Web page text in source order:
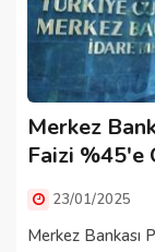
Merkez
Faizi %45'e
23/01/2025
Merkez Bankası